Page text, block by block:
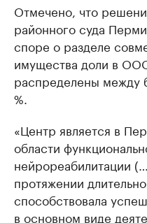
Отмечено, что
районного суда
споре о разделе
имущества доли в
распределены между
%.
«Центр является в
области
нейрореабилитации
протяжении
способствовала
в основном виде